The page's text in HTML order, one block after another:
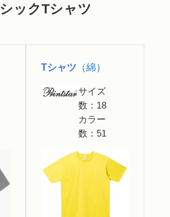
ックTシャツ
Tシャツ （綿）
サイズ
数：18
カラー
数：51